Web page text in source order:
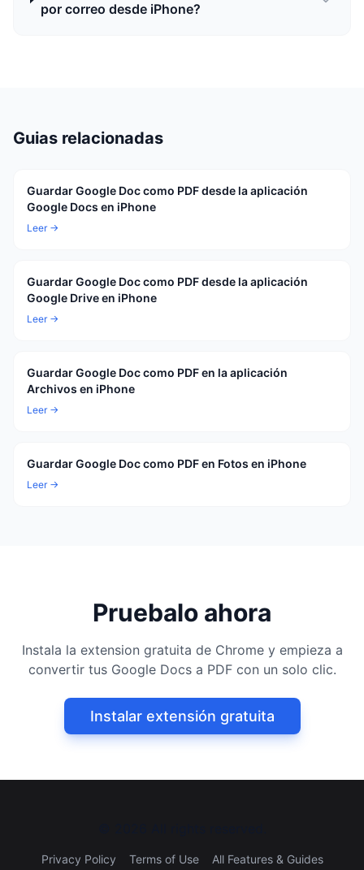
por correo desde iPhone?
Guias relacionadas
Guardar Google Doc como PDF desde la aplicación
Google Docs en iPhone
Leer →
Guardar Google Doc como PDF desde la aplicación
Google Drive en iPhone
Leer →
Guardar Google Doc como PDF en la aplicación
Archivos en iPhone
Leer →
Guardar Google Doc como PDF en Fotos en iPhone
Leer →
Pruebalo ahora
Instala la extension gratuita de Chrome y empieza a
convertir tus Google Docs a PDF con un solo clic.
Instalar extensión gratuita
Privacy Policy Terms of Use All Features & Guides